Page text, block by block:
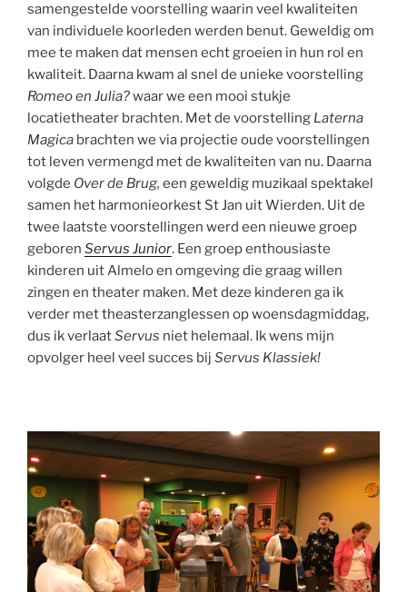
samengestelde voorstelling waarin veel kwaliteiten
van individuele koorleden werden benut. Geweldig om
mee te maken dat mensen echt groeien in hun rol en
kwaliteit. Daarna kwam al snel de unieke voorstelling
Romeo en Julia?waar we een mooi stukje
locatietheater brachten. Met de voorstelling Laterna
Magica brachten we via projectie oude voorstellingen
tot leven vermengd met de kwaliteiten van nu. Daarna
volgde Over de Brug, een geweldig muzikaal spektakel
samen het harmonieorkest St Jan uit Wierden. Uit de
twee laatste voorstellingen werd een nieuwe groep
geboren Servus Junior. Een groep enthousiaste
kinderen uit Almelo en omgeving die graag willen
zingen en theater maken. Met deze kinderen ga ik
verder met theasterzanglessen op woensdagmiddag,
dus ik verlaatServus niet helemaal. Ik wens mijn
opvolger heel veel succes bij Servus Klassiek!